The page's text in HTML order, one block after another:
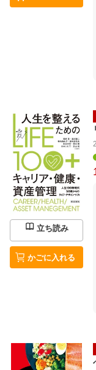
立ち読み
かごに入れる